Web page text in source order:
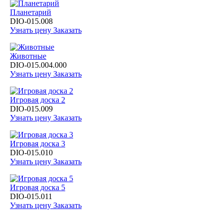
Планетарий
DIO-015.008
Узнать цену Заказать
Животные
DIO-015.004.000
Узнать цену Заказать
Игровая доска 2
DIO-015.009
Узнать цену Заказать
Игровая доска 3
DIO-015.010
Узнать цену Заказать
Игровая доска 5
DIO-015.011
Узнать цену Заказать